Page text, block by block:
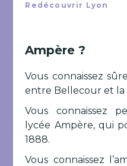
Redécouvrir Lyon
Ampère ?
Vous connaissez
entre Bellecour et la
Vous connaissez
lycée Ampère, qui
1888.
Vous connaissez